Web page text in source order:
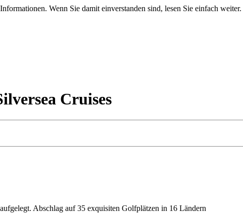
Wenn Sie damit einverstanden sind, lesen Sie einfach weiter.
Cruises
Abschlag auf 35 exquisiten Golfplätzen in 16 Ländern